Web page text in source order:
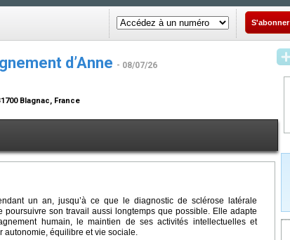
S'abonner
d’Anne - 08/07/26
Blagnac, France
un an, jusqu’à ce que le diagnostic de sclérose latérale
son travail aussi longtemps que possible. Elle adapte
humain, le maintien de ses activités intellectuelles et
équilibre et vie sociale.